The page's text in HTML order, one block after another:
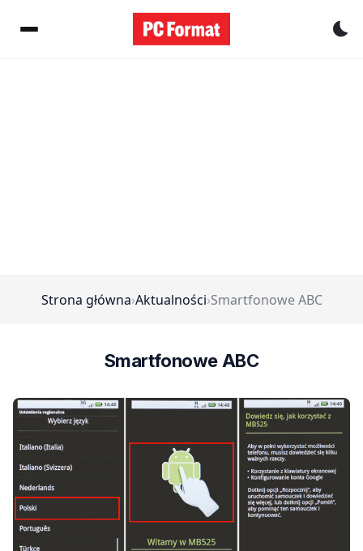
Strona główna›Aktualności›Smartfonowe ABC
Smartfonowe ABC